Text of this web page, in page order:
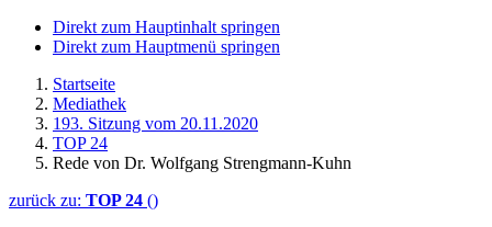
Direkt zum Hauptinhalt springen
Direkt zum Hauptmenü springen
Startseite
Mediathek
193. Sitzung vom 20.11.2020
TOP 24
Rede von Dr. Wolfgang Strengmann-Kuhn
zurück zu: TOP 24 ()